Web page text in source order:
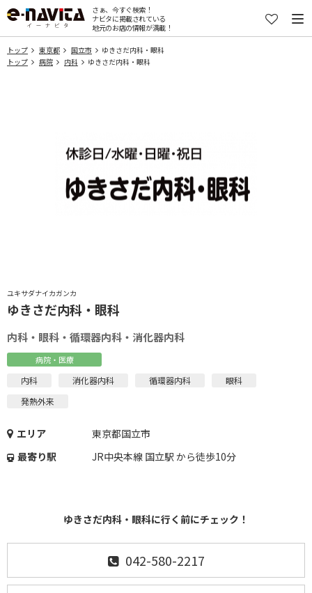
さぁ、今すぐ検索！
ナビタに掲載されている
地元のお店の情報が満載！
トップ 東京都 国立市
ゆきさだ内科・眼科
トップ
病院 内科 ゆきさだ内科・眼科
ユキサダナイカガンカ
ゆきさだ内科・眼科
内科・眼科・循環器内科・消化器内科
病院・医療
内科 消化器内科 循環器内科
眼科
発熱外来
エリア
東京都国立市
最寄り駅
JR中央本線 国立駅 から徒歩10分
ゆきさだ内科・眼科に行く前にチェック！
042-580-2217